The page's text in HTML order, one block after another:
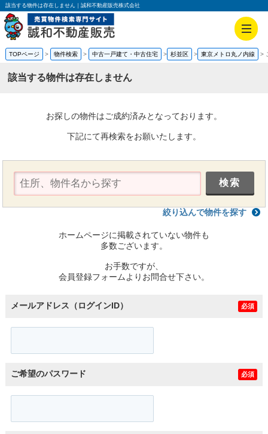
該当する物件は存在しません｜誠和不動産販売株式会社
TOPページ 物件検索 中古一戸建て・中古住宅 杉並区 東京メトロ丸ノ内線
該当する物件は存在しません
お探しの物件はご成約済みとなっております。
下記にて再検索をお願いたします。
絞り込んで物件を探す
ホームページに掲載されていない物件も
多数ございます。
お手数ですが、
会員登録フォームよりお問合せ下さい。
メールアドレス（ログインID） 必須
ご希望のパスワード 必須